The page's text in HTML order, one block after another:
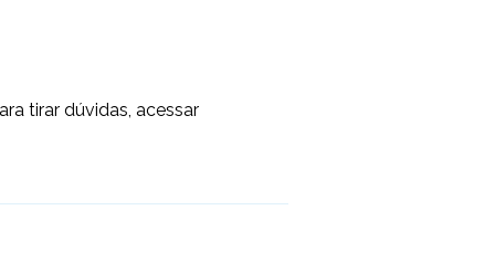
tirar dúvidas, acessar